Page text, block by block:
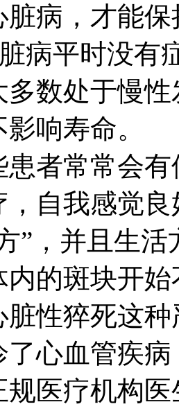
脏病，才能保
病平时没有
多数处于慢
响寿命。
患者常常会
，自我感觉
”，并且生
内的斑块开
脏性猝死这
了心血管疾
规医疗机构